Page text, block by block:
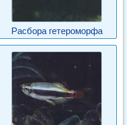
Расбора гетероморфа